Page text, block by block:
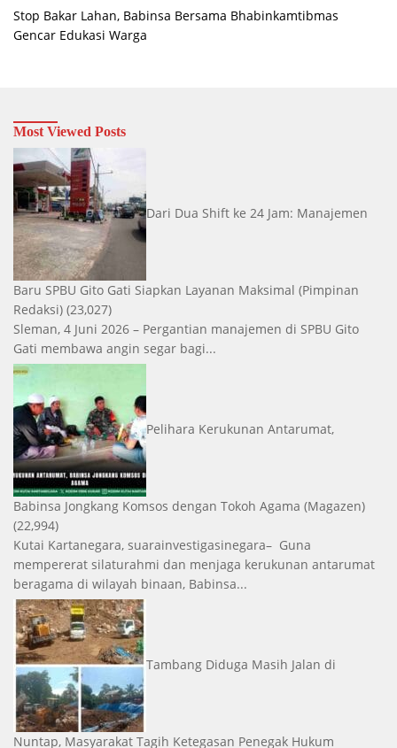
Stop Bakar Lahan, Babinsa Bersama Bhabinkamtibmas
Gencar Edukasi Warga
Most Viewed Posts
Dari Dua Shift ke 24 Jam: Manajemen
Baru SPBU Gito Gati Siapkan Layanan Maksimal (Pimpinan
Redaksi) (23,027)
Sleman, 4 Juni 2026 – Pergantian manajemen di SPBU Gito
Gati membawa angin segar bagi...
Pelihara Kerukunan Antarumat,
Babinsa Jongkang Komsos dengan Tokoh Agama (Magazen)
(22,994)
Kutai Kartanegara, suarainvestigasinegara– Guna
mempererat silaturahmi dan menjaga kerukunan antarumat
beragama di wilayah binaan, Babinsa...
Tambang Diduga Masih Jalan di
Nuntap, Masyarakat Tagih Ketegasan Penegak Hukum